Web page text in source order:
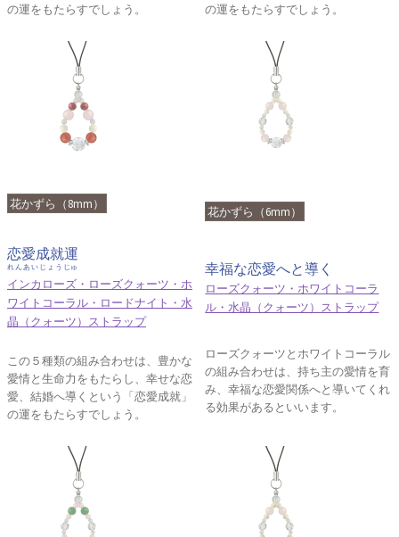
の運をもたらすでしょう。
の運をもたらすでしょう。
花かずら（8mm）
恋愛成就運
れんあいじょうじゅ
インカローズ・ローズクォーツ・ホ
ワイトコーラル・ロードナイト・水
晶（クォーツ）ストラップ
この５種類の組み合わせは、豊かな
愛情と生命力をもたらし、幸せな恋
愛、結婚へ導くという「恋愛成就」
の運をもたらすでしょう。
花かずら（6mm）
幸福な恋愛へと導く
ローズクォーツ・ホワイトコーラ
ル・水晶（クォーツ）ストラップ
ローズクォーツとホワイトコーラル
の組み合わせは、持ち主の愛情を育
み、幸福な恋愛関係へと導いてくれ
る効果があるといいます。